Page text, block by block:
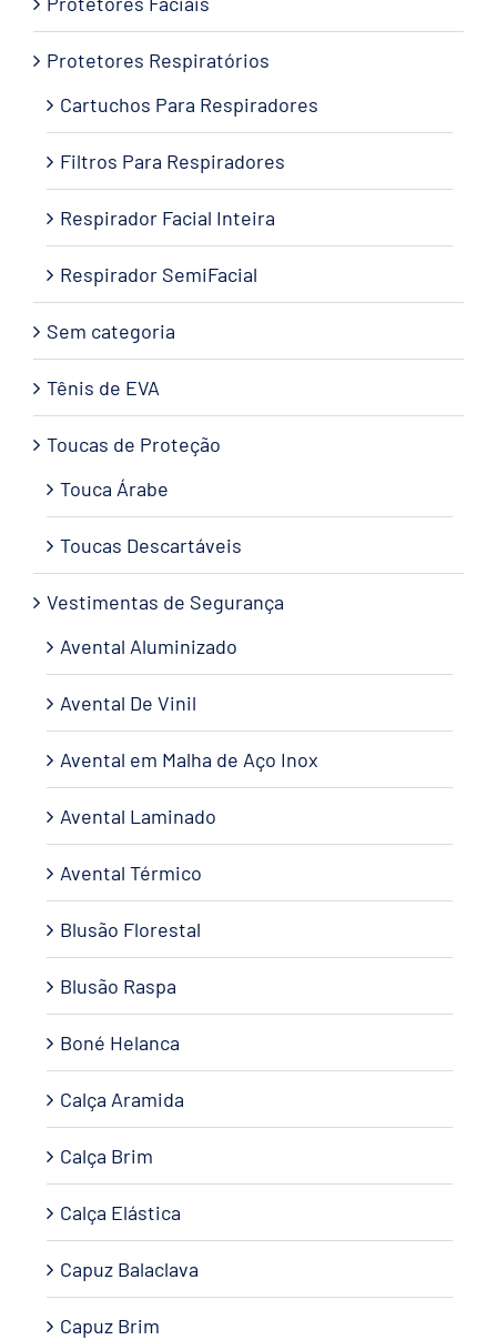
Protetores Respiratórios
Cartuchos Para Respiradores
Filtros Para Respiradores
Respirador Facial Inteira
Respirador SemiFacial
Sem categoria
Tênis de EVA
Toucas de Proteção
Touca Árabe
Toucas Descartáveis
Vestimentas de Segurança
Avental Aluminizado
Avental De Vinil
Avental em Malha de Aço Inox
Avental Laminado
Avental Térmico
Blusão Florestal
Blusão Raspa
Boné Helanca
Calça Aramida
Calça Brim
Calça Elástica
Capuz Balaclava
Capuz Brim